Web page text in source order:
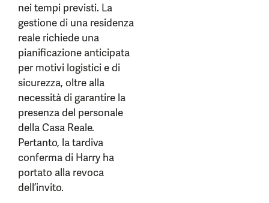
nei tempi previsti. La
gestione di una residenza
reale richiede una
pianificazione anticipata
per motivi logistici e di
sicurezza, oltre alla
necessità di garantire la
presenza del personale
della Casa Reale.
Pertanto, la tardiva
conferma di Harry ha
portato alla revoca
dell’invito.